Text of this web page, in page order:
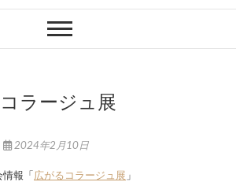
ラージュ展
2024年2月10日
報「 広がるコラージュ展 」